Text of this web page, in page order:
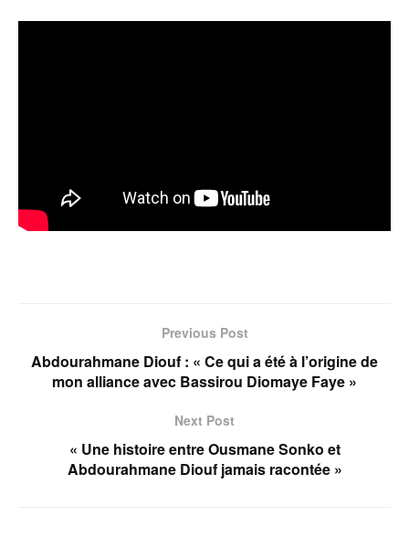
Previous Post
Abdourahmane Diouf : « Ce qui a été à l’origine de
mon alliance avec Bassirou Diomaye Faye »
Next Post
« Une histoire entre Ousmane Sonko et
Abdourahmane Diouf jamais racontée »